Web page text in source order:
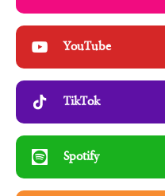
YouTube
TikTok
Spotify